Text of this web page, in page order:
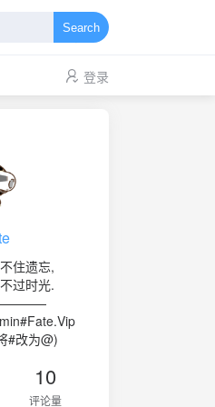
Search
登录
住遗忘,
过时光.
#改为@)
10
评论量